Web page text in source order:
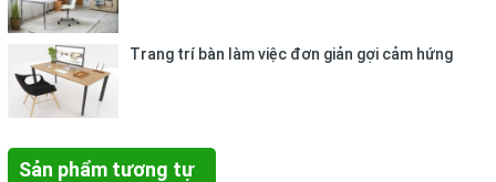
Trang trí bàn làm việc đơn giản gợi cảm hứng
Sản phẩm tương tự